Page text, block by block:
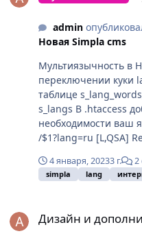
admin
Новая Simpla cms
Мультиязычность в
переключении куки
таблице
s_langs В .htaccess
необходимости ваш
/$1?lang=ru [L,QSA]
4 января, 20233 г. 2
simpla lang
Дизайн и